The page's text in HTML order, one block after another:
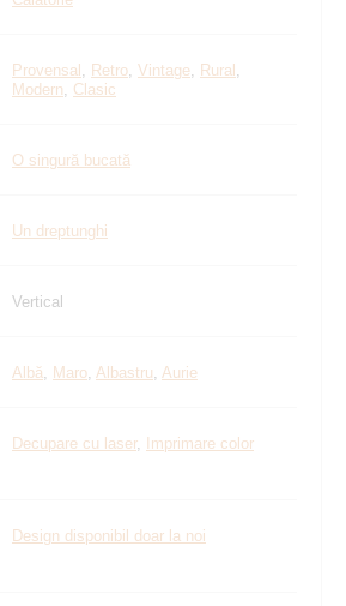
Provensal , Retro, Vintage, Rural ,
Modern, Clasic
O singură bucată
Un dreptunghi
Vertical
Albă, Maro, Albastru, Aurie
Decupare cu laser, Imprimare color
Design disponibil doar la noi